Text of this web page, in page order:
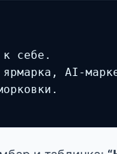
к себе.
AI-